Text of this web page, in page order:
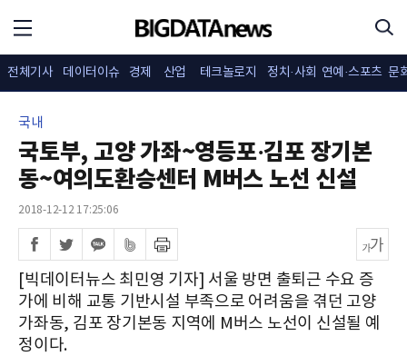
전체기사 데이터이슈 경제 산업 테크놀로지 정치·사회 연예·스포츠 문
국내
국토부, 고양 가좌~영등포·김포 장기본
동~여의도환승센터 M버스 노선 신설
2018-12-12 17:25:06
[빅데이터뉴스 최민영 기자] 서울 방면 출퇴근 수요 증
가에 비해 교통 기반시설 부족으로 어려움을 겪던 고양
가좌동, 김포 장기본동 지역에 M버스 노선이 신설될 예
정이다.